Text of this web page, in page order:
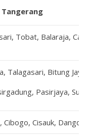
Tangerang
Tobat, Balaraja,
Talagasari, Bitung
Pasirjaya,
Cibogo, Cisauk,